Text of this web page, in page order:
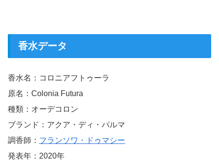
香水データ
香水名：コロニアフトゥーラ
原名：Colonia Futura
種類：オーデコロン
ブランド：アクア・ディ・パルマ
調香師： フランソワ・ドゥマシー
発表年：2020年